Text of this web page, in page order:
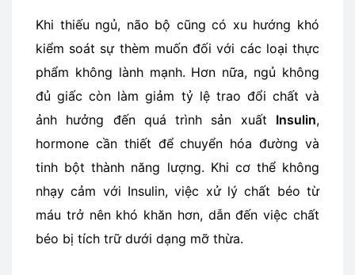
Khi thiếu ngủ, não bộ cũng có xu hướng khó
kiểm soát sự thèm muốn đối với các loại thực
phẩm không lành mạnh. Hơn nữa, ngủ không
đủ giấc còn làm giảm tỷ lệ trao đổi chất và
ảnh hưởng đến quá trình sản xuất Insulin,
hormone cần thiết để chuyển hóa đường và
tinh bột thành năng lượng. Khi cơ thể không
nhạy cảm với Insulin, việc xử lý chất béo từ
máu trở nên khó khăn hơn, dẫn đến việc chất
béo bị tích trữ dưới dạng mỡ thừa.